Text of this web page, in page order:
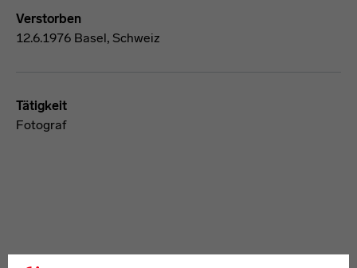
Verstorben
12.6.1976 Basel, Schweiz
Tätigkeit
Fotograf